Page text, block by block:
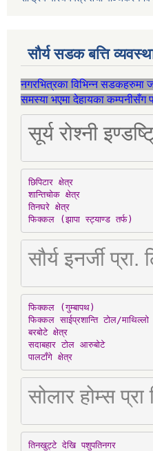
सौर्य सडक बत्ति
नगरभित्रका विभिन्न सडकहरुमा
समस्या भएमा देहायका कम्पनीसँग
सूर्य रोश्नी
छिपिटार क्षेत्र
शान्तिचोक क्षेत्र
तिनघरे क्षेत्र
फिक्कल (झापा स्ट्याण्ड तर्फ)
सौर्य इनर्जी
फिक्कल (गुम्बापथ)
फिक्कल साईप्रशान्ति टोल/माथिल्लो
बरबोटे क्षेत्र
सदाबहार टोल आरुबोटे
पालटाँगे क्षेत्र
सोलार होम्स
तिनखुट्टे देखि पशुपतिनगर